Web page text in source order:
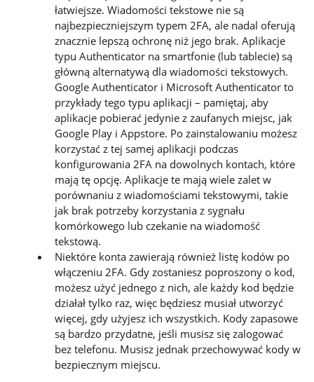
łatwiejsze. Wiadomości tekstowe nie są
najbezpieczniejszym typem 2FA, ale nadal oferują
znacznie lepszą ochronę niż jego brak. Aplikacje
typu Authenticator na smartfonie (lub tablecie) są
główną alternatywą dla wiadomości tekstowych.
Google Authenticator i Microsoft Authenticator to
przykłady tego typu aplikacji – pamiętaj, aby
aplikacje pobierać jedynie z zaufanych miejsc, jak
Google Play i Appstore. Po zainstalowaniu możesz
korzystać z tej samej aplikacji podczas
konfigurowania 2FA na dowolnych kontach, które
mają tę opcję. Aplikacje te mają wiele zalet w
porównaniu z wiadomościami tekstowymi, takie
jak brak potrzeby korzystania z sygnału
komórkowego lub czekanie na wiadomość
tekstową.
Niektóre konta zawierają również listę kodów po
włączeniu 2FA. Gdy zostaniesz poproszony o kod,
możesz użyć jednego z nich, ale każdy kod będzie
działał tylko raz, więc będziesz musiał utworzyć
więcej, gdy użyjesz ich wszystkich. Kody zapasowe
są bardzo przydatne, jeśli musisz się zalogować
bez telefonu. Musisz jednak przechowywać kody w
bezpiecznym miejscu.